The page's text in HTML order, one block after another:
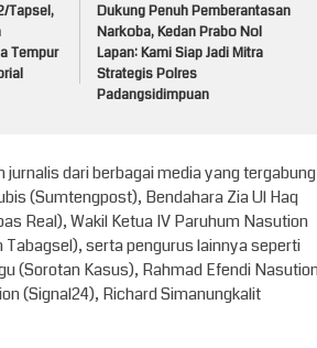
Tapsel,
Tempur
Dukung Penuh Pemberantasan
Narkoba, Kedan Prabo Nol
Lapan: Kami Siap Jadi Mitra
Strategis Polres
Padangsidimpuan
dari berbagai media yang tergabung
(Sumtengpost), Bendahara Zia Ul Haq
Real), Wakil Ketua IV Paruhum Nasution
Tabagsel), serta pengurus lainnya seperti
(Sorotan Kasus), Rahmad Efendi
(Signal24), Richard Simanungkalit